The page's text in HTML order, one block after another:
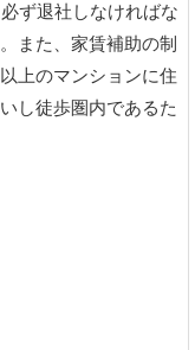
ず退社しなければな
また、家賃補助の制
上のマンションに住
し徒歩圏内であるた